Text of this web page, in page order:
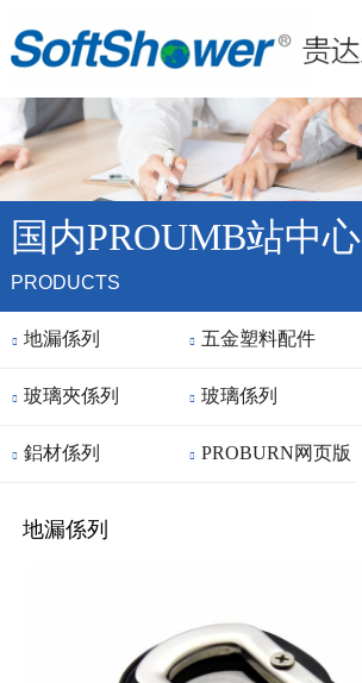
国内PROUMB站中心
PRODUCTS
 地漏係列  五金塑料配件
 玻璃夾係列  玻璃係列
 鋁材係列  PROBURN网页版
地漏係列